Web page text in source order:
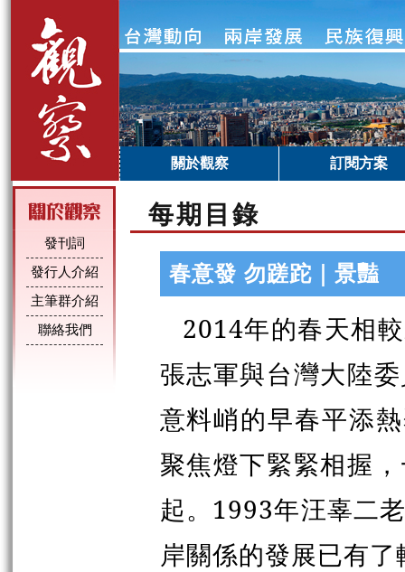
關於觀察 訂閱方案
發刊詞
發行人介紹
主筆群介紹
聯絡我們
每期目錄
春意發 勿蹉跎｜景豔
2014年的春天相
張志軍與台灣大陸
意料峭的早春平添
聚焦燈下緊緊相握
起。1993年汪辜二
岸關係的發展已有